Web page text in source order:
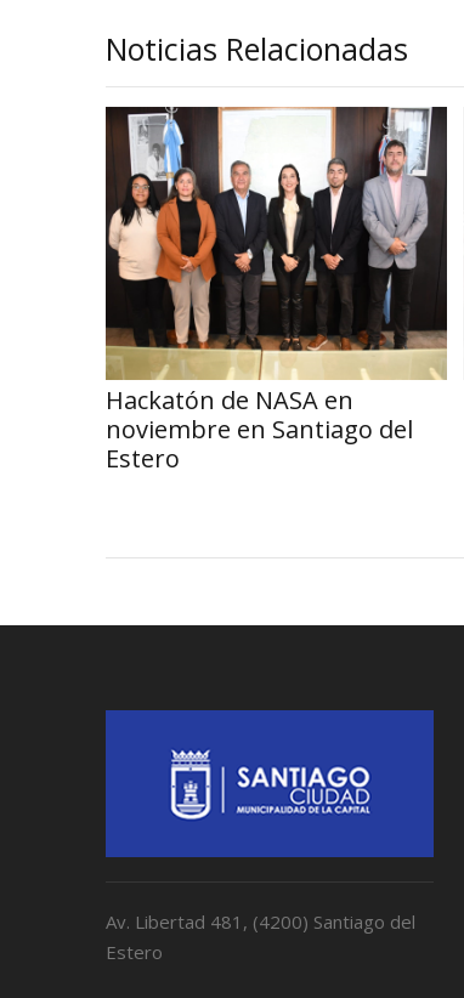
Noticias Relacionadas
Hackatón de NASA en
noviembre en Santiago del
Estero
Av. Libertad 481, (4200) Santiago del
Estero